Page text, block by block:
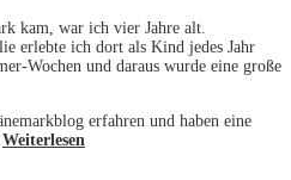
kam, war ich vier Jahre alt.
erlebte ich dort als Kind jedes Jahr
Wochen und daraus wurde eine große
erfahren und haben eine
Weiterlesen